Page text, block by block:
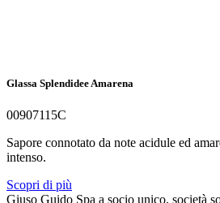
Glassa Splendidee Amarena
00907115C
Sapore connotato da note acidule ed
intenso.
Scopri di più
Giuso Guido Spa a socio unico, società